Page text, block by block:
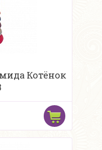
Котёнок